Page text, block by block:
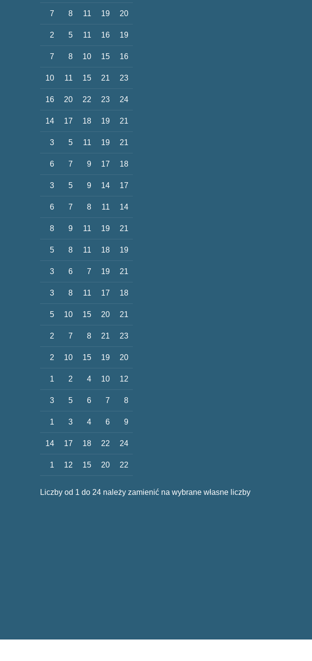
7 8 11 19 20
2 5 11 16 19
7 8 10 15 16
10 11 15 21 23
16 20 22 23 24
14 17 18 19 21
3 5 11 19 21
6 7 9 17 18
3 5 9 14 17
6 7 8 11 14
8 9 11 19 21
5 8 11 18 19
3 6 7 19 21
3 8 11 17 18
5 10 15 20 21
2 7 8 21 23
2 10 15 19 20
1 2 4 10 12
3 5 6 7 8
1 3 4 6 9
14 17 18 22 24
1 12 15 20 22
Liczby od 1 do 24 należy zamienić na wybrane własne liczby